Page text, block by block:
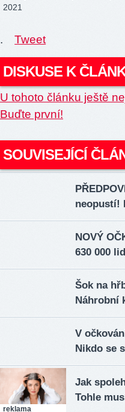
2021
. Tweet
DISKUSE K
U tohoto článku ještě
Buďte první!
SOUVISEJÍCÍ
neopustí!
NOVÝ
630 000
Šok na
Náhrobní
V
Nikdo se
reklama
Jak
Tohle